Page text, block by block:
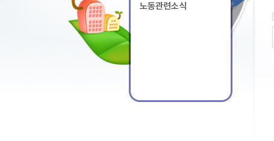
노동관련소식